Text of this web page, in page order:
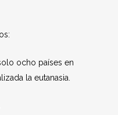
solo ocho países en
la eutanasia.